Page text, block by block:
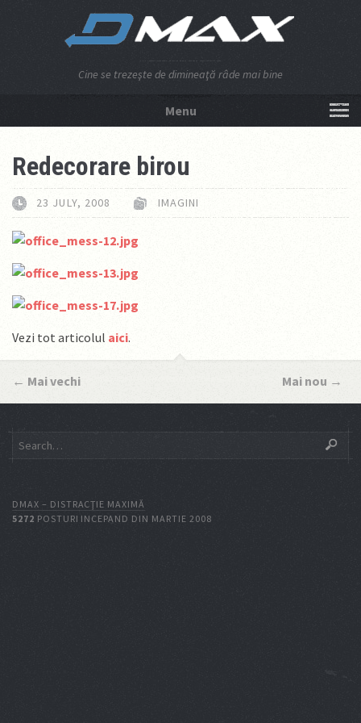
Cine se trezeşte de dimineaţă râde mai bine
Menu
Redecorare birou
23 JULY, 2008 IMAGINI
Vezi tot articolul aici.
← Mai vechi Mai nou →
DMAX – DISTRACŢIE MAXIMĂ
5272 POSTURI INCEPAND DIN MARTIE 2008